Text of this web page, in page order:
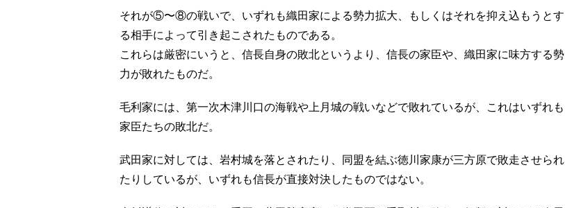
それが⑤〜⑧の戦いで、いずれも織田家による勢力拡大、もしくはそれを抑え込もうとす
る相手によって引き起こされたものである。
これらは厳密にいうと、信長自身の敗北というより、信長の家臣や、織田家に味方する勢
力が敗れたものだ。
毛利家には、第一次木津川口の海戦や上月城の戦いなどで敗れているが、これはいずれも
家臣たちの敗北だ。
武田家に対しては、岩村城を落とされたり、同盟を結ぶ徳川家康が三方原で敗走させられ
たりしているが、いずれも信長が直接対決したものではない。